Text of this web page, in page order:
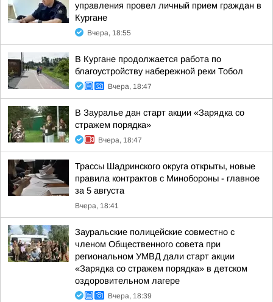
управления провел личный прием граждан в
Кургане
Вчера, 18:55
В Кургане продолжается работа по
благоустройству набережной реки Тобол
Вчера, 18:47
В Зауралье дан старт акции «Зарядка со
стражем порядка»
Вчера, 18:47
Трассы Шадринского округа открыты, новые
правила контрактов с Минобороны - главное
за 5 августа
Вчера, 18:41
Зауральские полицейские совместно с
членом Общественного совета при
региональном УМВД дали старт акции
«Зарядка со стражем порядка» в детском
оздоровительном лагере
Вчера, 18:39